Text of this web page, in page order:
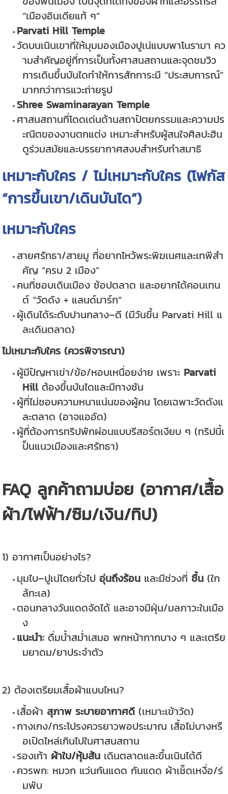
“เมืองอินเดียแท้ ๆ”
Parvati Hill Temple
วัดบนเนินเขาที่ให้มุมมองเมืองปูเน่แบบพาโนรามา คว
ามสำคัญอยู่ที่การเป็นทั้งศาสนสถานและจุดชมวิว
การเดินขึ้นบันไดทำให้การสักการะมี “ประสบการณ์”
มากกว่าการแวะถ่ายรูป
Shree Swaminarayan Temple
ศาสนสถานที่โดดเด่นด้านสถาปัตยกรรมและความปร
ะณีตของงานตกแต่ง เหมาะสำหรับผู้สนใจศิลปะฮิน
ดูร่วมสมัยและบรรยากาศสงบสำหรับทำสมาธิ
เหมาะกับใคร / ไม่เหมาะกับใคร (โฟกัส
“การขึ้นเขา/เดินบันได”)
เหมาะกับใคร
สายศรัทธา/สายมู ที่อยากไหว้พระพิฆเนศและเทพีสำ
คัญ “ครบ 2 เมือง”
คนที่ชอบเดินเมือง ช้อปตลาด และอยากได้คอนเทน
ต์ “วัดดัง + แลนด์มาร์ก”
ผู้เดินได้ระดับปานกลาง–ดี (มีวันขึ้น Parvati Hill แ
ละเดินตลาด)
ไม่เหมาะกับใคร (ควรพิจารณา)
ผู้มีปัญหาเข่า/ข้อ/หอบเหนื่อยง่าย เพราะ Parvati
Hill ต้องขึ้นบันไดและมีทางชัน
ผู้ที่ไม่ชอบความหนาแน่นของผู้คน โดยเฉพาะวัดดังแ
ละตลาด (อาจแออัด)
ผู้ที่ต้องการทริปพักผ่อนแบบรีสอร์ตเงียบ ๆ (ทริปนี้เ
ป็นแนวเมืองและศรัทธา)
FAQ ลูกค้าถามบ่อย (อากาศ/เสื้อ
ผ้า/ไฟฟ้า/ซิม/เงิน/ทิป)
1) อากาศเป็นอย่างไร?
มุมไบ–ปูเน่โดยทั่วไป อุ่นถึงร้อนและมีช่วงที่ ชื้น(ใก
ล้ทะเล)
ตอนกลางวันแดดจัดได้ และอาจมีฝุ่น/มลภาวะในเมือ
ง
แนะนำ:ดื่มน้ำสม่ำเสมอ พกหน้ากากบาง ๆ และเตรีย
มยาดม/ยาประจำตัว
2) ต้องเตรียมเสื้อผ้าแบบไหน?
เสื้อผ้า สุภาพ ระบายอากาศดี(เหมาะเข้าวัด)
กางเกง/กระโปรงควรยาวพอประมาณ เสื้อไม่บางหรื
อเปิดไหล่เกินไปในศาสนสถาน
รองเท้า ผ้าใบ/หุ้มส้นเดินตลาดและขึ้นเนินได้ดี
ควรพก: หมวก แว่นกันแดด กันแดด ผ้าเช็ดเหงื่อ/ร่
มพับ